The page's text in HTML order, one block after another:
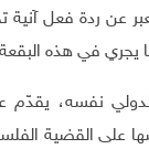
عن ردة فعل آنية
يجري في هذه البقعة
نفسه، يقدّم
على القضية